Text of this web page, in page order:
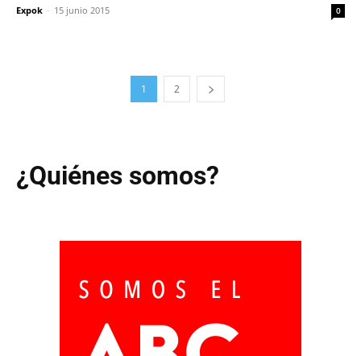
Expok - 15 junio 2015 0
1 2
¿Quiénes somos?